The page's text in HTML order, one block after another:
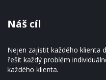
Náš cíl
Nejen zajistit každého klienta
řešit každý problém
každého klienta.